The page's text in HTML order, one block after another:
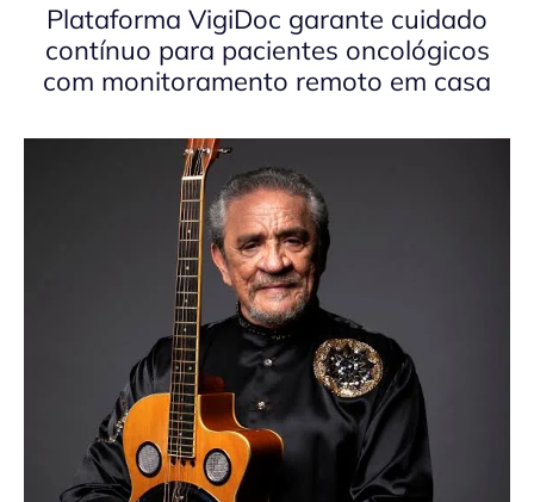
Plataforma VigiDoc garante cuidado
contínuo para pacientes oncológicos
com monitoramento remoto em casa